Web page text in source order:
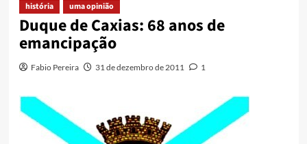
história uma opinião
Duque de Caxias: 68 anos de
emancipação
Fabio Pereira 31 de dezembro de 2011 1